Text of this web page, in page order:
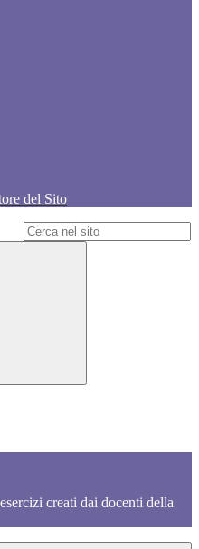
del Sito
creati dai docenti della